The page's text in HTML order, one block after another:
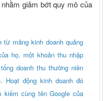
giảm bớt quy mô của
từ mảng kinh doanh quảng
họ, một khoản thu nhập
doanh thu thường niên
Hoạt động kinh doanh đó
cùng tên Google của